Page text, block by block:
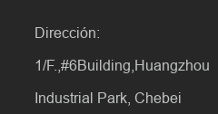
Dirección:
1/F.,#6Building,Huangzhou
Industrial Park, Chebei